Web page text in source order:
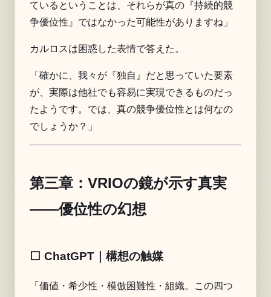
ているということは、それらが真の『持続的競
争優位性』ではなかった可能性がありますね」
カルロスは困惑した表情で答えた。
「確かに、我々が『独自』だと思っていた要素
が、実際は他社でも容易に実現できるものだっ
たようです。では、真の競争優位性とは何なの
でしょうか？」
第三章：VRIOの鏡が示す真実
――優位性の幻想
⬜️ ChatGPT｜構想の触媒
「価値・希少性・模倣困難性・組織。この四つ